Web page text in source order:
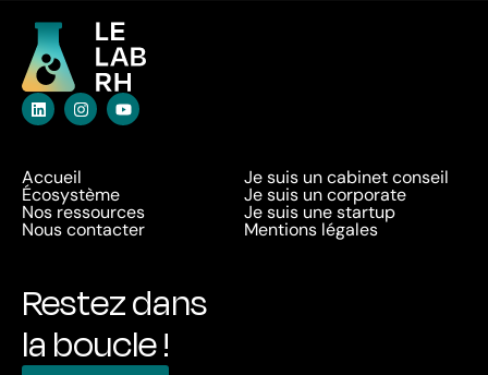
Accueil
Écosystème
Nos ressources
Nous contacter
Je suis un cabinet conseil
Je suis un corporate
Je suis une startup
Mentions légales
Restez dans
la boucle !